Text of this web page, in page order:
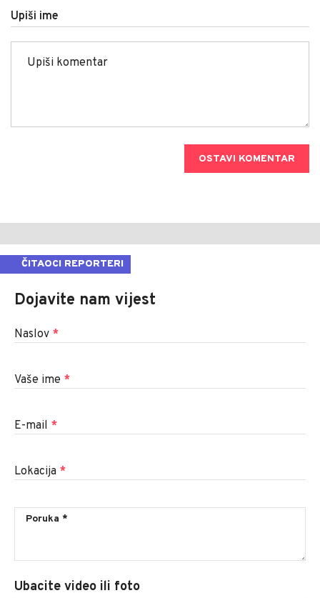
Upiši ime
OSTAVI KOMENTAR
ČITAOCI REPORTERI
Dojavite nam vijest
Naslov *
Vaše ime *
E-mail *
Lokacija *
Ubacite video ili foto